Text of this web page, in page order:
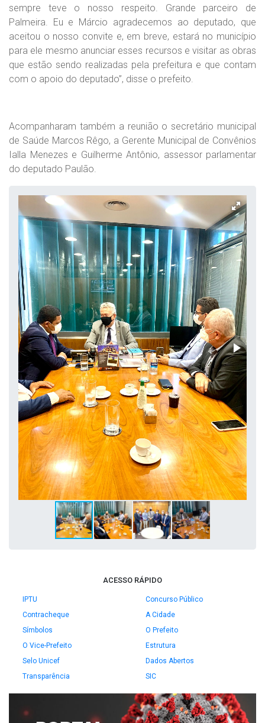
sempre teve o nosso respeito. Grande parceiro de
Palmeira. Eu e Márcio agradecemos ao deputado, que
aceitou o nosso convite e, em breve, estará no município
para ele mesmo anunciar esses recursos e visitar as obras
que estão sendo realizadas pela prefeitura e que contam
com o apoio do deputado”, disse o prefeito.
Acompanharam também a reunião o secretário municipal
de Saúde Marcos Rêgo, a Gerente Municipal de Convênios
Ialla Menezes e Guilherme Antônio, assessor parlamentar
do deputado Paulão.
ACESSO RÁPIDO
IPTU
Concurso Público
Contracheque
A Cidade
Símbolos
O Prefeito
O Vice-Prefeito
Estrutura
Selo Unicef
Dados Abertos
Transparência
SIC